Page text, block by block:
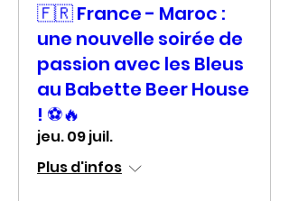
🇫🇷 France - Maroc :
une nouvelle soirée de
passion avec les Bleus
au Babette Beer House
! ⚽🔥
jeu. 09 juil.
Plus d'infos